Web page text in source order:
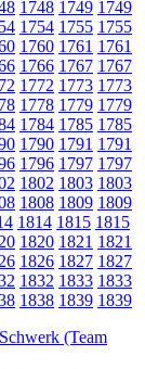
1748 1749 1749
1754 1755 1755
1760 1761 1761
1766 1767 1767
1772 1773 1773
1778 1779 1779
1784 1785 1785
1790 1791 1791
1796 1797 1797
1802 1803 1803
1808 1809 1809
1814 1815 1815
1820 1821 1821
1826 1827 1827
1832 1833 1833
1838 1839 1839